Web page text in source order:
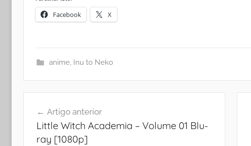
Facebook X
anime, Inu to Neko
artigos
Artigo anterior
Little Witch Academia – Volume 01 Blu-
ray [1080p]